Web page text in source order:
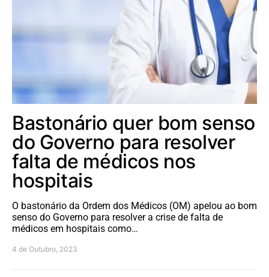
Bastonário quer bom senso
do Governo para resolver
falta de médicos nos
hospitais
O bastonário da Ordem dos Médicos (OM) apelou ao bom
senso do Governo para resolver a crise de falta de
médicos em hospitais como…
4 de Outubro, 2023